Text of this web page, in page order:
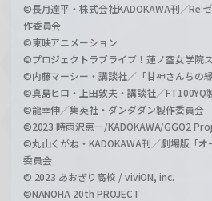
©長月達平・株式会社KADOKAWA刊／Re:
作委員会
©東映アニメーション
©プロジェクトラブライブ！蓮ノ空女学院
©内藤マーシー・講談社／「甘神さんちの
©真島ヒロ・上田敦夫・講談社／FT100YQ
©龍幸伸／集英社・ダンダダン製作委員会
©2023 時雨沢恵一/KADOKAWA/GGO2
©丸山くがね・KADOKAWA刊／劇場版「
委員会
© 2023 あおぎり高校 / viviON, inc.
©NANOHA 20th PROJECT